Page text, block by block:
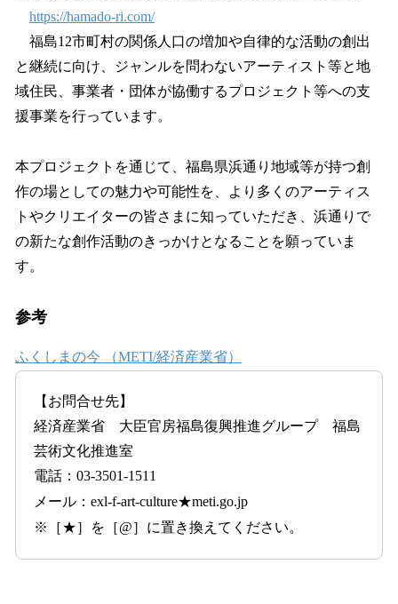
https://hamado-ri.com/
福島12市町村の関係人口の増加や自律的な活動の創出
と継続に向け、ジャンルを問わないアーティスト等と地
域住民、事業者・団体が協働するプロジェクト等への支
援事業を行っています。
本プロジェクトを通じて、福島県浜通り地域等が持つ創
作の場としての魅力や可能性を、より多くのアーティス
トやクリエイターの皆さまに知っていただき、浜通りで
の新たな創作活動のきっかけとなることを願っていま
す。
参考
ふくしまの今 （METI/経済産業省）
【お問合せ先】
経済産業省 大臣官房福島復興推進グループ 福島
芸術文化推進室
電話：03-3501-1511
メール：exl-f-art-culture★meti.go.jp
※［★］を［@］に置き換えてください。